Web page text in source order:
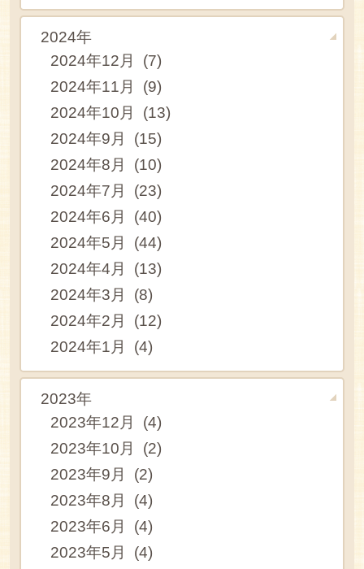
2024年
2024年12月 (7)
2024年11月 (9)
2024年10月 (13)
2024年9月 (15)
2024年8月 (10)
2024年7月 (23)
2024年6月 (40)
2024年5月 (44)
2024年4月 (13)
2024年3月 (8)
2024年2月 (12)
2024年1月 (4)
2023年
2023年12月 (4)
2023年10月 (2)
2023年9月 (2)
2023年8月 (4)
2023年6月 (4)
2023年5月 (4)